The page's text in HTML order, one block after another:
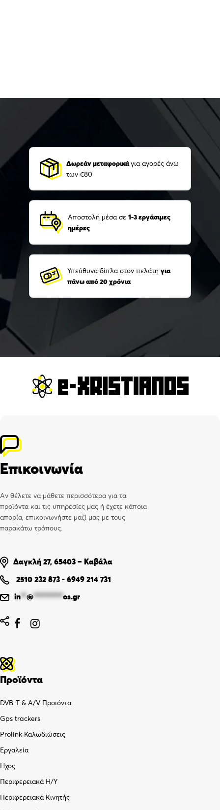
Δωρεάν μεταφορικάγια αγορές άνω
των €80
Αποστολή μέσα σε 1-3 εργάσιμες
ημέρες
Υπεύθυνα δίπλα στον πελάτη για
πάνω από 20 χρόνια
Επικοινωνία
Αν θέλετε να μάθετε περισσότερα για τα
προϊόντα και τις υπηρεσίες μας ή έχετε κάποια
απορία, επικοινωνήστε μαζί μας με τους
παρακάτω τρόπους.
Δαγκλή 27, 65403 – Καβάλα
2510 232 873 - 6949 214 731
in**@**********os.gr
 
Προϊόντα
DVB-T & A/V Προϊόντα
Gps trackers
Prolink Καλωδιώσεις
Εργαλεία
Ήχος
Περιφερειακά Η/Υ
Περιφερειακά Κινητής